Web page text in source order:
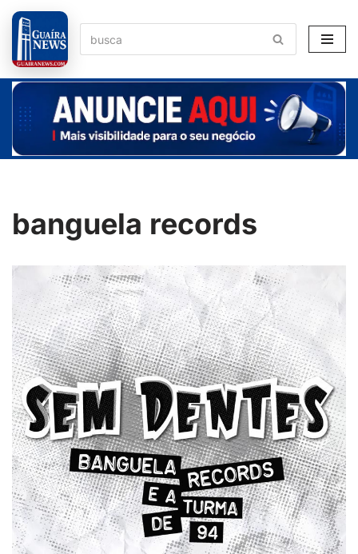
Pular
para
o
conteúdo
banguela records